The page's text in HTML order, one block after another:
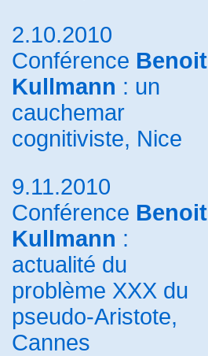
2.10.2010
Conférence Benoit
Kullmann : un
cauchemar
cognitiviste, Nice
9.11.2010
Conférence Benoit
Kullmann :
actualité du
problème XXX du
pseudo-Aristote,
Cannes